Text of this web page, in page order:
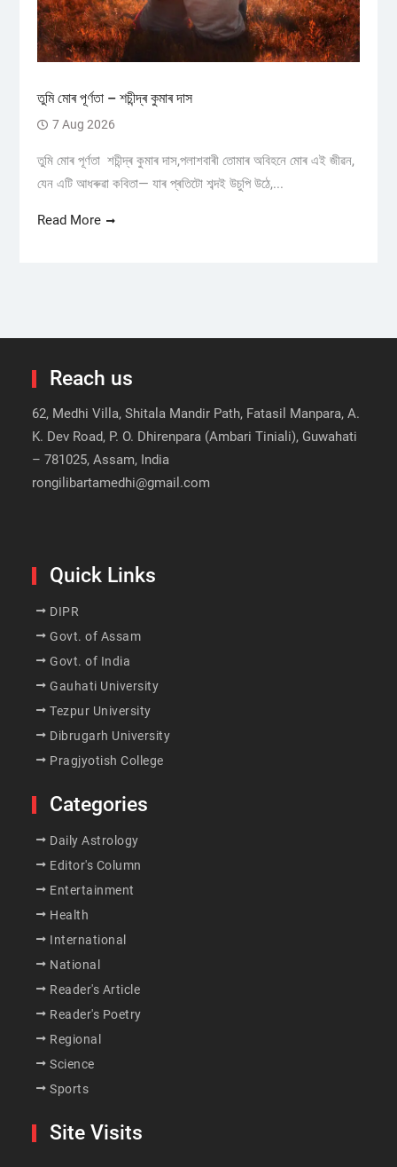
তুমি মোৰ পূৰ্ণতা – শচীন্দ্ৰ কুমাৰ দাস
7 Aug 2026
তুমি মোৰ পূৰ্ণতা শচীন্দ্ৰ কুমাৰ দাস,পলাশবাৰী তোমাৰ অবিহনে মোৰ এই জীৱন,
যেন এটি আধৰুৱা কবিতা— যাৰ প্ৰতিটো শব্দই উচুপি উঠে,...
Read More
Reach us
62, Medhi Villa, Shitala Mandir Path, Fatasil Manpara, A.
K. Dev Road, P. O. Dhirenpara (Ambari Tiniali), Guwahati
– 781025, Assam, India
rongilibartamedhi@gmail.com
Quick Links
DIPR
Govt. of Assam
Govt. of India
Gauhati University
Tezpur University
Dibrugarh University
Pragjyotish College
Categories
Daily Astrology
Editor's Column
Entertainment
Health
International
National
Reader's Article
Reader's Poetry
Regional
Science
Sports
Site Visits